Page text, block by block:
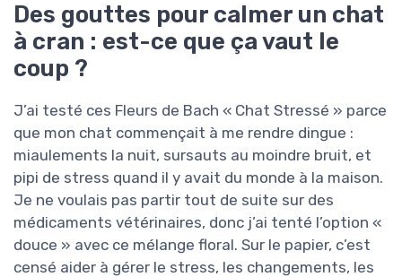
Des gouttes pour calmer un chat
à cran : est-ce que ça vaut le
coup ?
J’ai testé ces Fleurs de Bach « Chat Stressé » parce
que mon chat commençait à me rendre dingue :
miaulements la nuit, sursauts au moindre bruit, et
pipi de stress quand il y avait du monde à la maison.
Je ne voulais pas partir tout de suite sur des
médicaments vétérinaires, donc j’ai tenté l’option «
douce » avec ce mélange floral. Sur le papier, c’est
censé aider à gérer le stress, les changements, les